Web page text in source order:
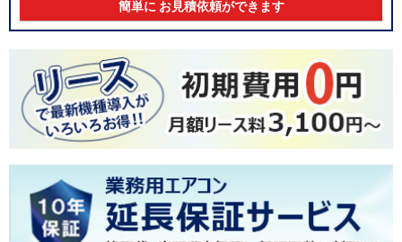
簡単に お見積依頼ができます